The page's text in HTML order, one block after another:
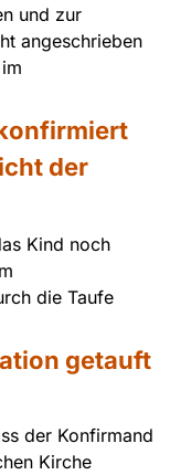
und zur
angeschrieben
der
Kind noch
die Taufe
getauft
der Konfirmand
Kirche